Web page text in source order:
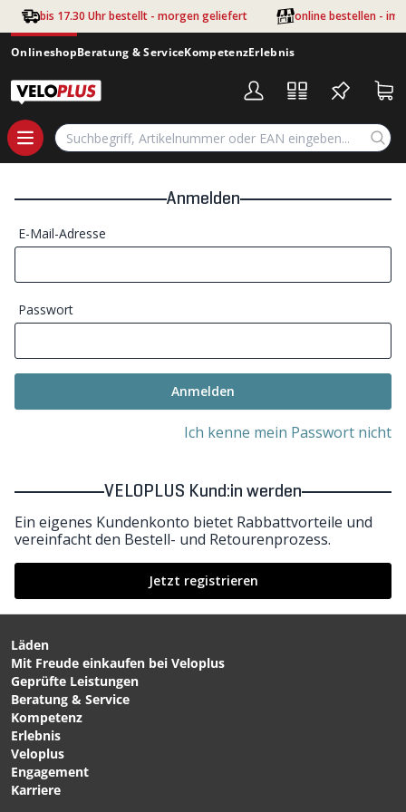
Zum Hauptinhalt springen
bis 17.30 Uhr bestellt - morgen geliefert online bestellen - im
OnlineshopBeratung & ServiceKompetenzErlebnis
Anmelden
E-Mail-Adresse
Passwort
Anmelden
Ich kenne mein Passwort nicht
VELOPLUS Kund:in werden
Ein eigenes Kundenkonto bietet Rabbattvorteile und
vereinfacht den Bestell- und Retourenprozess.
Jetzt registrieren
Läden
Mit Freude einkaufen bei Veloplus
Geprüfte Leistungen
Beratung & Service
Kompetenz
Erlebnis
Veloplus
Engagement
Karriere